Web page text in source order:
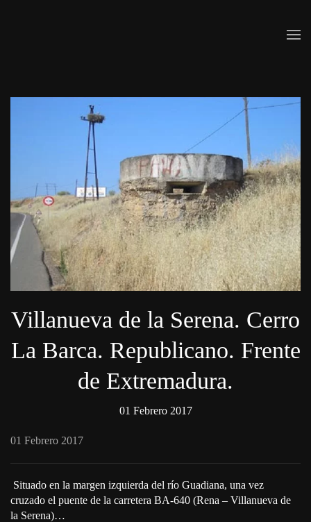
Villanueva de la Serena. Cerro
La Barca. Republicano. Frente
de Extremadura.
01 Febrero 2017
01 Febrero 2017
Situado en la margen izquierda del río Guadiana, una vez
cruzado el puente de la carretera BA-640 (Rena – Villanueva de
la Serena)…